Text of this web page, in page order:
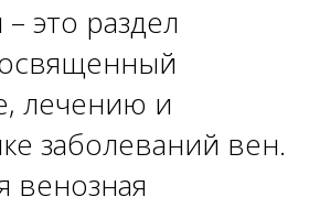
это раздел
лечению и
заболеваний вен.
венозная